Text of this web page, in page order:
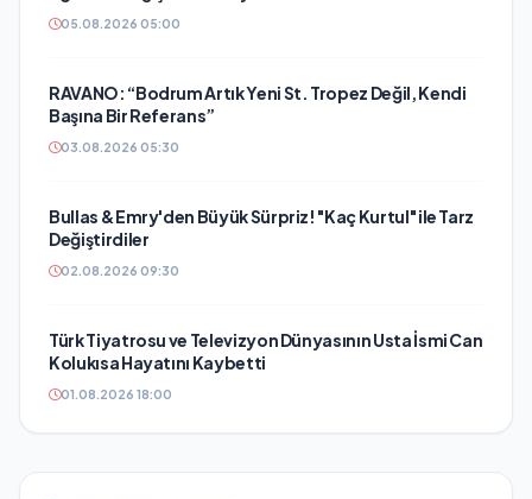
05.08.2026 05:00
RAVANO: “Bodrum Artık Yeni St. Tropez Değil, Kendi
Başına Bir Referans”
03.08.2026 05:30
Bullas & Emry'den Büyük Sürpriz! "Kaç Kurtul" ile Tarz
Değiştirdiler
02.08.2026 09:30
Türk Tiyatrosu ve Televizyon Dünyasının Usta İsmi Can
Kolukısa Hayatını Kaybetti
01.08.2026 18:00